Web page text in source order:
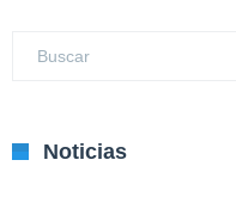
Noticias